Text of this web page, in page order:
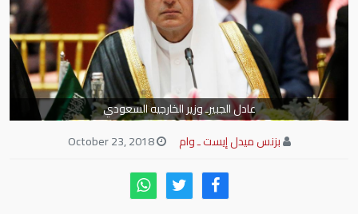
عادل الجبيرـ وزير الخارجيه السعودي
بزنس ميدل إيست ـ وام
October 23, 2018